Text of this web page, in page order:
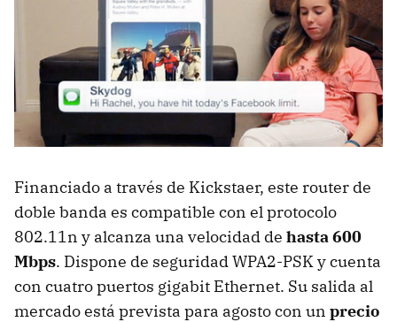
Financiado a través de Kickstaer, este router de
doble banda es compatible con el protocolo
802.11n y alcanza una velocidad de hasta 600
Mbps. Dispone de seguridad WPA2-PSK y cuenta
con cuatro puertos gigabit Ethernet. Su salida al
mercado está prevista para agosto con un precio